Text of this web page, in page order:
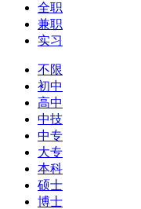
全职
兼职
实习
不限
初中
高中
中技
中专
大专
本科
硕士
博士